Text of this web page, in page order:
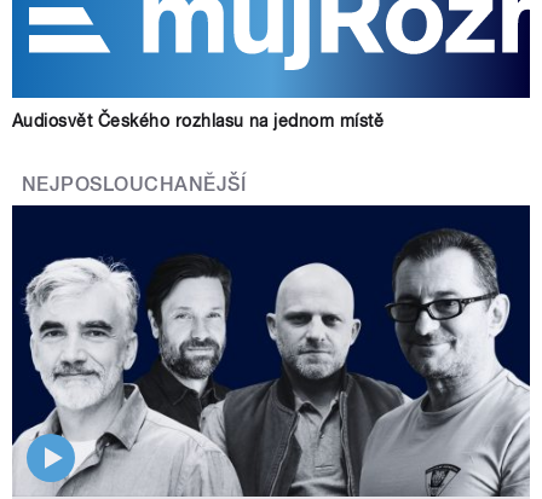
Audiosvět Českého rozhlasu na jednom místě
NEJPOSLOUCHANĚJŠÍ